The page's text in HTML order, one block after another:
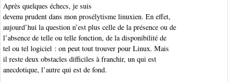
Après quelques échecs, je suis
devenu prudent dans mon prosélytisme linuxien. En effet,
aujourd’hui la question n’est plus celle de la présence ou de
l’absence de telle ou telle fonction, de la disponibilité de
tel ou tel logiciel : on peut tout trouver pour Linux. Mais
il reste deux obstacles difficiles à franchir, un qui est
anecdotique, l’autre qui est de fond.